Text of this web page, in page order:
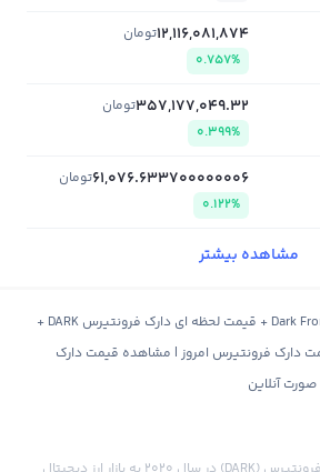
12,116,081,874تومان
0.757%
357,177,049.32تومان
0.399%
61,076.633700000006تومان
0.122%
مشاهده بیشتر
قیمت دارک فرونتیرس Dark Frontiers + قیمت لحظه ای دارک فرونتیرس DARK +
دارک فرونتیرس امروز | مشاهده قیمت دارک
آنلاین